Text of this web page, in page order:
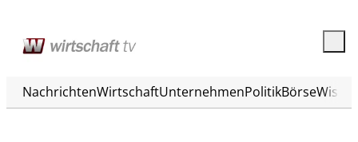
NachrichtenWirtschaftUnternehmenPolitikBörse